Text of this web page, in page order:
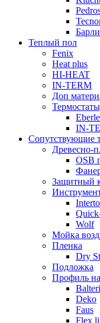
Теплый пол
Fenix
Heat plus
HI-HEAT
IN-TERM
Доп
Eberle
IN-
Сопутствующие
Древесно-
OSB
Защитный
Wolf
Мойка
Пленка
Dry
Подложка
Профиль
Deko
Faus
Flex